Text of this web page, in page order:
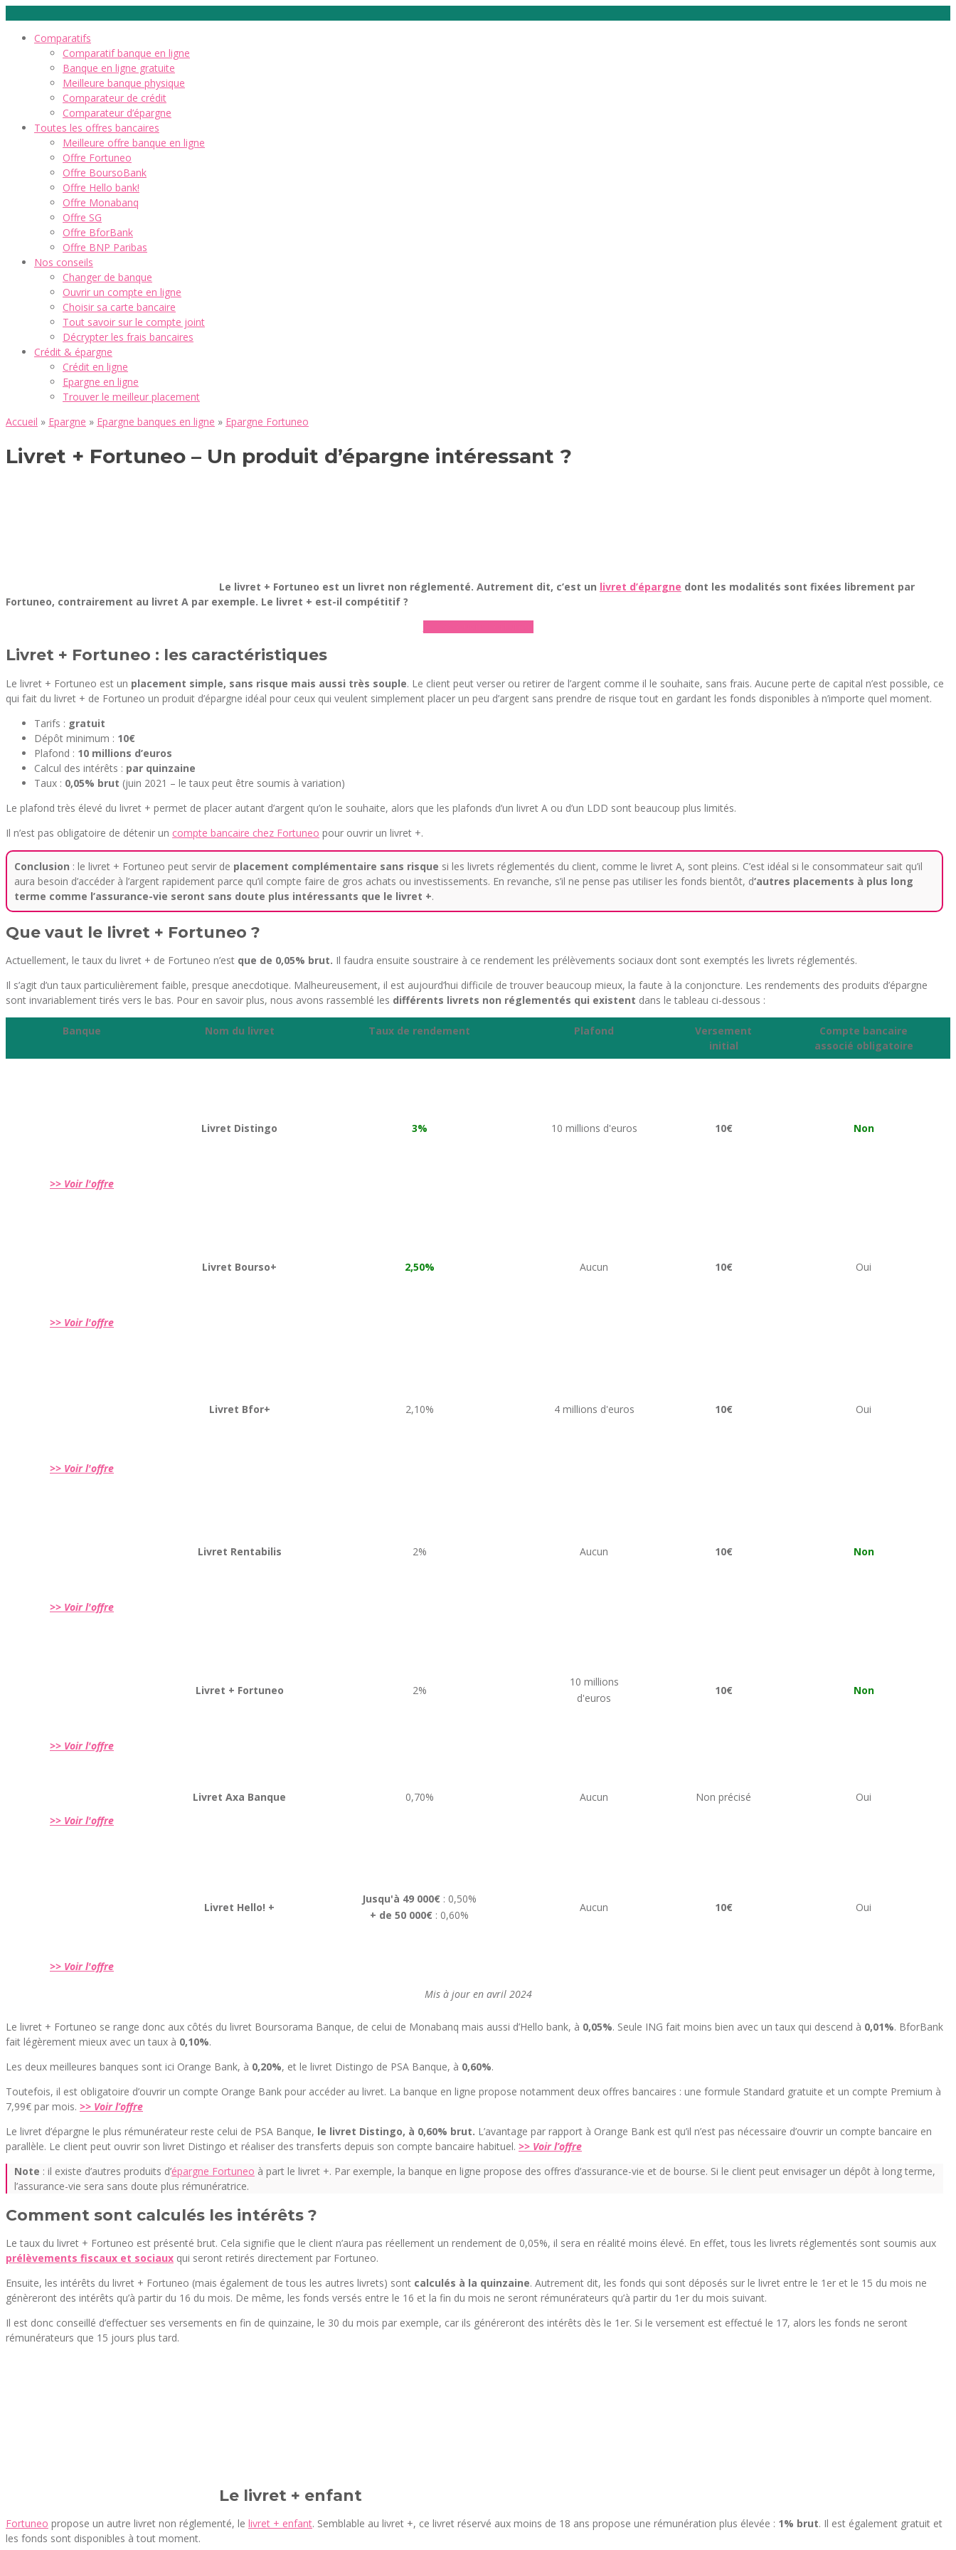
Comparatifs
Comparatif banque en ligne
Banque en ligne gratuite
Meilleure banque physique
Comparateur de crédit
Comparateur d’épargne
Toutes les offres bancaires
Meilleure offre banque en ligne
Offre Fortuneo
Offre BoursoBank
Offre Hello bank!
Offre Monabanq
Offre SG
Offre BforBank
Offre BNP Paribas
Nos conseils
Changer de banque
Ouvrir un compte en ligne
Choisir sa carte bancaire
Tout savoir sur le compte joint
Décrypter les frais bancaires
Crédit & épargne
Crédit en ligne
Epargne en ligne
Trouver le meilleur placement
Accueil » Epargne » Epargne banques en ligne » Epargne Fortuneo
Livret + Fortuneo – Un produit d’épargne intéressant ?
Le livret + Fortuneo est un livret non réglementé. Autrement dit, c’est un livret d’épargne dont les modalités sont fixées librement par
Fortuneo, contrairement au livret A par exemple. Le livret + est-il compétitif ?
Livret + Fortuneo : les caractéristiques
Le livret + Fortuneo est un placement simple, sans risque mais aussi très souple. Le client peut verser ou retirer de l’argent comme il le souhaite, sans frais. Aucune perte de capital n’est possible, ce
qui fait du livret + de Fortuneo un produit d’épargne idéal pour ceux qui veulent simplement placer un peu d’argent sans prendre de risque tout en gardant les fonds disponibles à n’importe quel moment.
Tarifs : gratuit
Dépôt minimum : 10€
Plafond : 10 millions d’euros
Calcul des intérêts : par quinzaine
Taux : 0,05% brut (juin 2021 – le taux peut être soumis à variation)
Le plafond très élevé du livret + permet de placer autant d’argent qu’on le souhaite, alors que les plafonds d’un livret A ou d’un LDD sont beaucoup plus limités.
Il n’est pas obligatoire de détenir un compte bancaire chez Fortuneo pour ouvrir un livret +.
Conclusion : le livret + Fortuneo peut servir de placement complémentaire sans risque si les livrets réglementés du client, comme le livret A, sont pleins. C’est idéal si le consommateur sait qu’il
aura besoin d’accéder à l’argent rapidement parce qu’il compte faire de gros achats ou investissements. En revanche, s’il ne pense pas utiliser les fonds bientôt, d‘autres placements à plus long
terme comme l’assurance-vie seront sans doute plus intéressants que le livret +.
Que vaut le livret + Fortuneo ?
Actuellement, le taux du livret + de Fortuneo n’est que de 0,05% brut. Il faudra ensuite soustraire à ce rendement les prélèvements sociaux dont sont exemptés les livrets réglementés.
Il s’agit d’un taux particulièrement faible, presque anecdotique. Malheureusement, il est aujourd’hui difficile de trouver beaucoup mieux, la faute à la conjoncture. Les rendements des produits d’épargne
sont invariablement tirés vers le bas. Pour en savoir plus, nous avons rassemblé les différents livrets non réglementés qui existent dans le tableau ci-dessous :
Banque Nom du livret Taux de rendement Plafond
Versement
initial
Compte bancaire
associé obligatoire
>> Voir l'offre
Livret Distingo 3% 10 millions d'euros 10€ Non
>> Voir l'offre
Livret Bourso+ 2,50% Aucun 10€ Oui
>> Voir l'offre
Livret Bfor+ 2,10% 4 millions d'euros 10€ Oui
>> Voir l'offre
Livret Rentabilis 2% Aucun 10€ Non
>> Voir l'offre
Livret + Fortuneo 2%
10 millions
d'euros
10€ Non
>> Voir l'offre
Livret Axa Banque 0,70% Aucun Non précisé Oui
>> Voir l'offre
Livret Hello! +
Jusqu'à 49 000€ : 0,50%
+ de 50 000€ : 0,60%
Aucun 10€ Oui
Mis à jour en avril 2024
Le livret + Fortuneo se range donc aux côtés du livret Boursorama Banque, de celui de Monabanq mais aussi d’Hello bank, à 0,05%. Seule ING fait moins bien avec un taux qui descend à 0,01%. BforBank
fait légèrement mieux avec un taux à 0,10%.
Les deux meilleures banques sont ici Orange Bank, à 0,20%, et le livret Distingo de PSA Banque, à 0,60%.
Toutefois, il est obligatoire d’ouvrir un compte Orange Bank pour accéder au livret. La banque en ligne propose notamment deux offres bancaires : une formule Standard gratuite et un compte Premium à
7,99€ par mois. >> Voir l’offre
Le livret d’épargne le plus rémunérateur reste celui de PSA Banque, le livret Distingo, à 0,60% brut. L’avantage par rapport à Orange Bank est qu’il n’est pas nécessaire d’ouvrir un compte bancaire en
parallèle. Le client peut ouvrir son livret Distingo et réaliser des transferts depuis son compte bancaire habituel. >> Voir l’offre
Note : il existe d’autres produits d’épargne Fortuneo à part le livret +. Par exemple, la banque en ligne propose des offres d’assurance-vie et de bourse. Si le client peut envisager un dépôt à long terme,
l’assurance-vie sera sans doute plus rémunératrice.
Comment sont calculés les intérêts ?
Le taux du livret + Fortuneo est présenté brut. Cela signifie que le client n’aura pas réellement un rendement de 0,05%, il sera en réalité moins élevé. En effet, tous les livrets réglementés sont soumis aux
prélèvements fiscaux et sociaux qui seront retirés directement par Fortuneo.
Ensuite, les intérêts du livret + Fortuneo (mais également de tous les autres livrets) sont calculés à la quinzaine. Autrement dit, les fonds qui sont déposés sur le livret entre le 1er et le 15 du mois ne
génèreront des intérêts qu’à partir du 16 du mois. De même, les fonds versés entre le 16 et la fin du mois ne seront rémunérateurs qu’à partir du 1er du mois suivant.
Il est donc conseillé d’effectuer ses versements en fin de quinzaine, le 30 du mois par exemple, car ils généreront des intérêts dès le 1er. Si le versement est effectué le 17, alors les fonds ne seront
rémunérateurs que 15 jours plus tard.
Le livret + enfant
Fortuneo propose un autre livret non réglementé, le livret + enfant. Semblable au livret +, ce livret réservé aux moins de 18 ans propose une rémunération plus élevée : 1% brut. Il est également gratuit et
les fonds sont disponibles à tout moment.